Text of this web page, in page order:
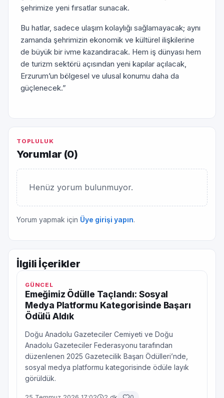
şehrimize yeni fırsatlar sunacak.
Bu hatlar, sadece ulaşım kolaylığı sağlamayacak; aynı
zamanda şehrimizin ekonomik ve kültürel ilişkilerine
de büyük bir ivme kazandıracak. Hem iş dünyası hem
de turizm sektörü açısından yeni kapılar açılacak,
Erzurum’un bölgesel ve ulusal konumu daha da
güçlenecek.”
TOPLULUK
Yorumlar (0)
Henüz yorum bulunmuyor.
Yorum yapmak için Üye girişi yapın.
İlgili İçerikler
GÜNCEL
Emeğimiz Ödülle Taçlandı: Sosyal
Medya Platformu Kategorisinde Başarı
Ödülü Aldık
Doğu Anadolu Gazeteciler Cemiyeti ve Doğu
Anadolu Gazeteciler Federasyonu tarafından
düzenlenen 2025 Gazetecilik Başarı Ödülleri’nde,
sosyal medya platformu kategorisinde ödüle layık
görüldük.